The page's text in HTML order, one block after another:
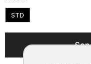
STD